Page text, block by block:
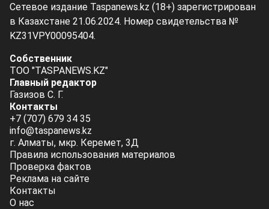
Сетевое издание Taspanews.kz (18+) зарегистрирован
в Казахстане 21.06.2024. Номер свидетельства №
KZ31VPY00095404.
Собственник
ТОО "TASPANEWS.KZ"
Главный редактор
Газизов С. Г.
Контакты
+7 (707) 679 34 35
info@taspanews.kz
г. Алматы, мкр. Керемет, 3Д
Правила использования материалов
Проверка фактов
Реклама на сайте
Контакты
О нас